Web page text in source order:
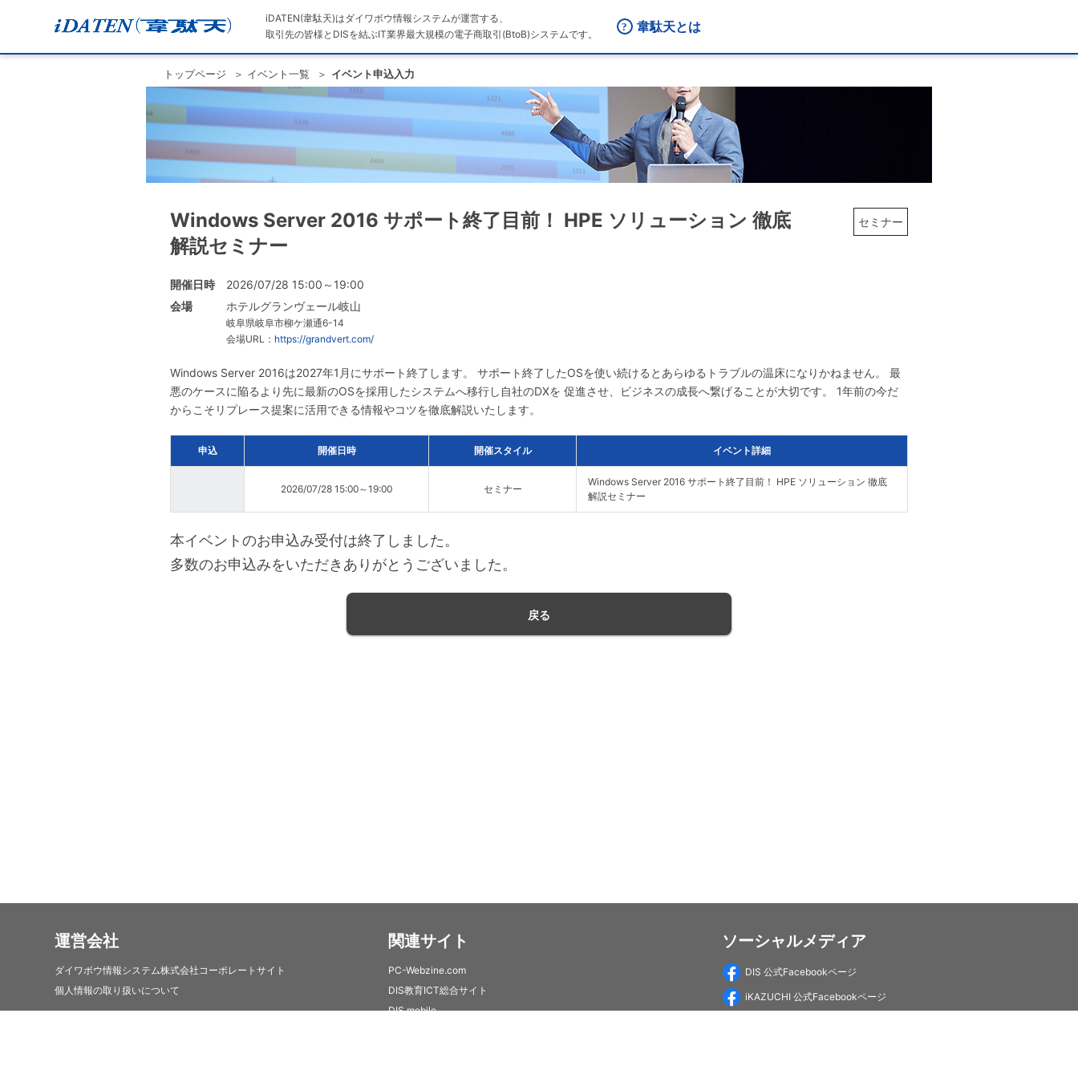
iDATEN(韋駄天)はダイワボウ情報システムが運営する、
取引先の皆様とDISを結ぶIT業界最大規模の電子商取引(BtoB)システムです。
韋駄天とは
トップページ イベント一覧 イベント申込入力
セミナー
Windows Server 2016 サポート終了目前！ HPE ソリューション 徹底
解説セミナー
開催日時
2026/07/28 15:00～19:00
会場
ホテルグランヴェール岐山
岐阜県岐阜市柳ケ瀬通6-14
会場URL： https://grandvert.com/
Windows Server 2016は2027年1月にサポート終了します。 サポート終了したOSを使い続けるとあらゆるトラブルの温床になりかねません。 最
悪のケースに陥るより先に最新のOSを採用したシステムへ移行し自社のDXを 促進させ、ビジネスの成長へ繋げることが大切です。 1年前の今だ
からこそリプレース提案に活用できる情報やコツを徹底解説いたします。
申込 開催日時 開催スタイル イベント詳細
2026/07/28 15:00～19:00 セミナー
Windows Server 2016 サポート終了目前！ HPE ソリューション 徹底
解説セミナー
本イベントのお申込み受付は終了しました。
多数のお申込みをいただきありがとうございました。
戻る
運営会社
ダイワボウ情報システム株式会社コーポレートサイト
個人情報の取り扱いについて
関連サイト
PC-Webzine.com
DIS教育ICT総合サイト
DIS mobile
ソーシャルメディア
DIS 公式Facebookページ
iKAZUCHI 公式Facebookページ